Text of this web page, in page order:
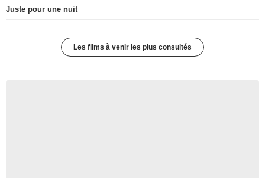
Juste pour une nuit
Les films à venir les plus consultés